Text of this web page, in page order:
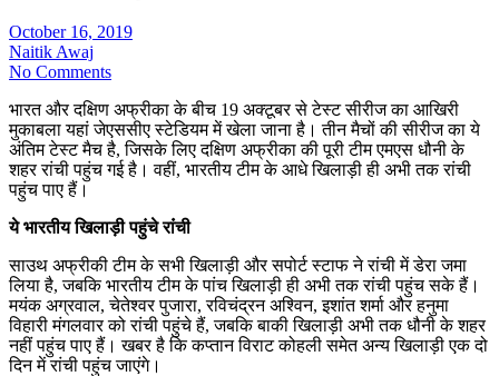
October 16, 2019
Naitik Awaj
No Comments
भारत और दक्षिण अफ्रीका के बीच 19 अक्टूबर से टेस्ट सीरीज का आखिरी
मुकाबला यहां जेएससीए स्टेडियम में खेला जाना है। तीन मैचों की सीरीज का ये
अंतिम टेस्ट मैच है, जिसके लिए दक्षिण अफ्रीका की पूरी टीम एमएस धौनी के
शहर रांची पहुंच गई है। वहीं, भारतीय टीम के आधे खिलाड़ी ही अभी तक रांची
पहुंच पाए हैं।
ये भारतीय खिलाड़ी पहुंचे रांंची
साउथ अफ्रीकी टीम के सभी खिलाड़ी और सपोर्ट स्टाफ ने रांची में डेरा जमा
लिया है, जबकि भारतीय टीम के पांच खिलाड़ी ही अभी तक रांची पहुंच सके हैं।
मयंक अग्रवाल, चेतेश्वर पुजारा, रविचंद्रन अश्विन, इशांत शर्मा और हनुमा
विहारी मंगलवार को रांची पहुंचे हैं, जबकि बाकी खिलाड़ी अभी तक धौनी के शहर
नहीं पहुंच पाए हैं। खबर है कि कप्तान विराट कोहली समेत अन्य खिलाड़ी एक दो
दिन में रांची पहुंच जाएंगे।